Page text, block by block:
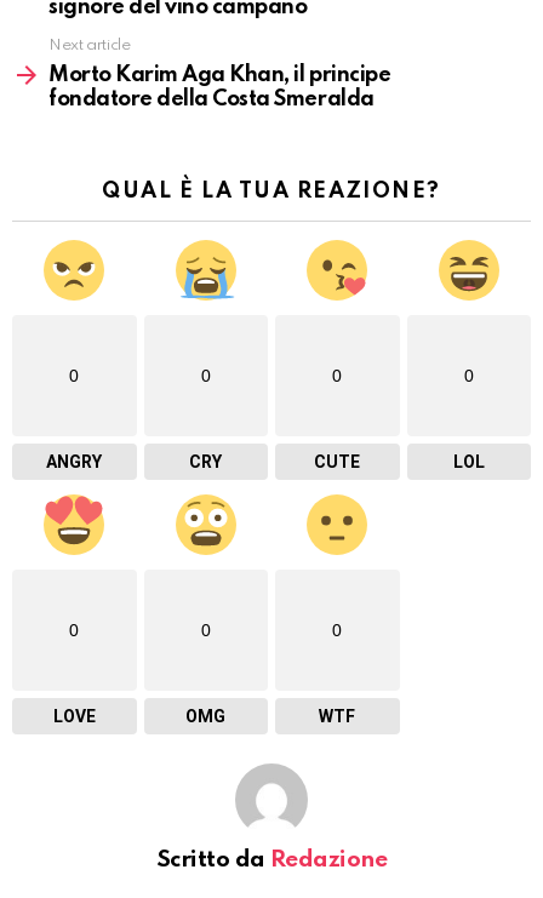
signore del vino campano
Next article
Morto Karim Aga Khan, il principe
fondatore della Costa Smeralda
QUAL È LA TUA REAZIONE?
0
ANGRY
0
CRY
0
CUTE
0
LOL
0
LOVE
0
OMG
0
WTF
Scritto da Redazione